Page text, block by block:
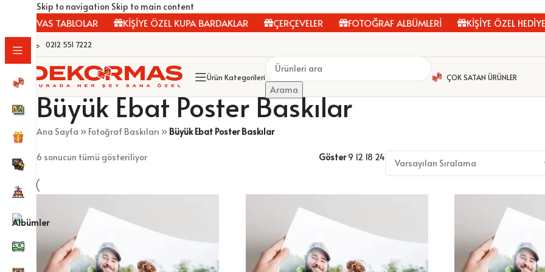
Skip to navigation Skip to main content
KANVAS TABLOLAR KİŞİYE ÖZEL KUPA BARDAKLAR ÇERÇEVELER FOTOĞRAF ALBÜMLERİ KİŞİYE ÖZEL
0212 551 7222
Ürün Kategorileri
Arama
ÇOK SATAN ÜRÜNLER
Büyük Ebat Poster Baskılar
Ana Sayfa » Fotoğraf Baskıları » Büyük Ebat Poster Baskılar
6 sonucun tümü gösteriliyor Göster9 12 18 24